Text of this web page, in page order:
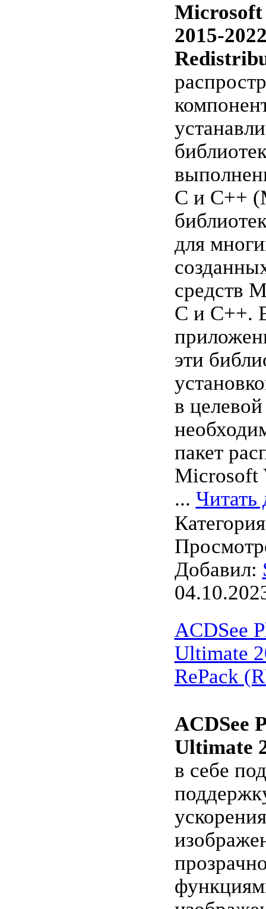
Microsoft
2015-
C и C++
для
средств
C и C++.
эти
в
пакет
Microsoft
... Читать
Добавил:
ACDSee
Ultimate
RePack
ACDSee
Ultimate
в себе